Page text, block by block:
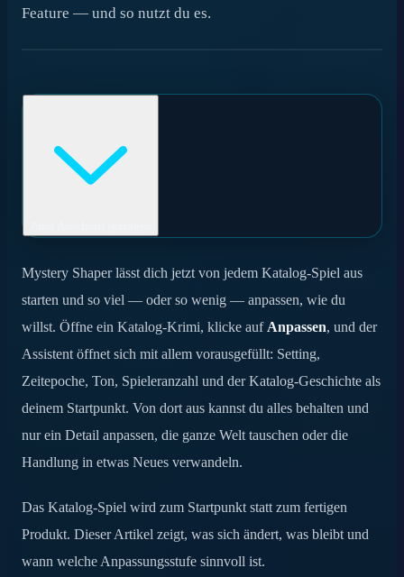
Feature — und so nutzt du es.
So funktioniert es
Wann du Katalog-als-Vorlage nutzen solltest
Probier es bei deinem nächsten Krimi-Abend
Mystery Shaper lässt dich jetzt von jedem Katalog-Spiel aus
starten und so viel — oder so wenig — anpassen, wie du
willst. Öffne ein Katalog-Krimi, klicke aufAnpassen, und der
Assistent öffnet sich mit allem vorausgefüllt: Setting,
Zeitepoche, Ton, Spieleranzahl und der Katalog-Geschichte als
deinem Startpunkt. Von dort aus kannst du alles behalten und
nur ein Detail anpassen, die ganze Welt tauschen oder die
Handlung in etwas Neues verwandeln.
Das Katalog-Spiel wird zum Startpunkt statt zum fertigen
Produkt. Dieser Artikel zeigt, was sich ändert, was bleibt und
wann welche Anpassungsstufe sinnvoll ist.